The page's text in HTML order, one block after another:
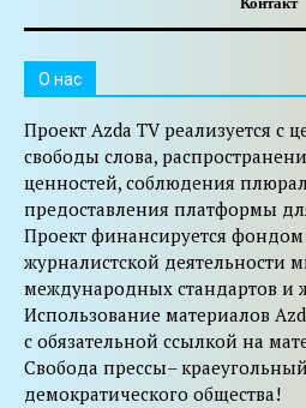
O нас
Проект Azda TV реализуется с
свободы слова,
ценностей, соблюдения
предоставления платформы
Проект финансируется фондом
журналистской деятельности
международных стандартов и
Использование материалов
с обязательной ссылкой на
Свобода прессы–
демократического общества!